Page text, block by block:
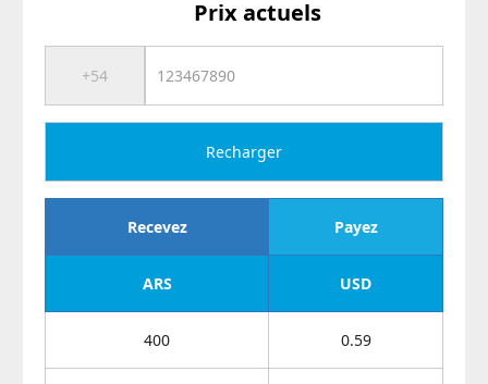
Prix actuels
Recharger
Recevez Payez
ARS USD
400 0.59